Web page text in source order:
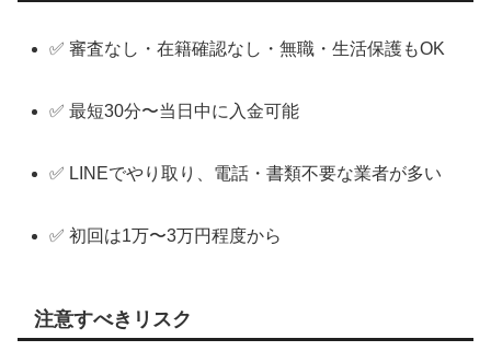
✅ 審査なし・在籍確認なし・無職・生活保護もOK
✅ 最短30分〜当日中に入金可能
✅ LINEでやり取り、電話・書類不要な業者が多い
✅ 初回は1万〜3万円程度から
注意すべきリスク